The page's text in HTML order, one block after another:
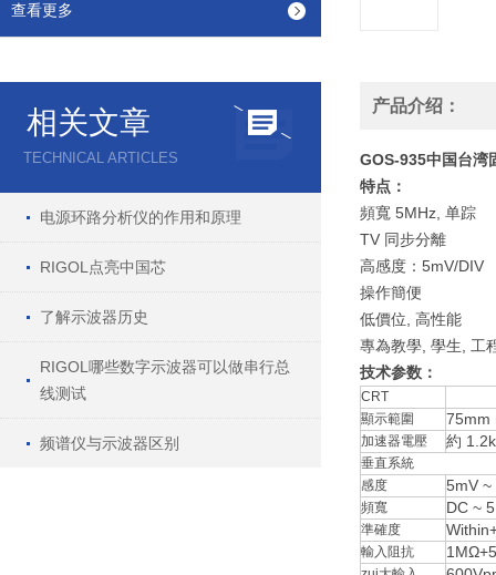
查看更多
相关文章
TECHNICAL ARTICLES
电源环路分析仪的作用和原理
RIGOL点亮中国芯
了解示波器历史
RIGOL哪些数字示波器可以做串行总
线测试
频谱仪与示波器区别
产品介绍：
GOS-935中国台湾
特点：
頻寬 5MHz, 单踪
TV 同步分離
高感度：5mV/DIV
操作簡便
低價位, 高性能
專為教學, 學生, 工
技术参数：
CRT
顯示範圍
75mm
加速器電壓 約
垂直系統
感度
5mV ~
頻寬 DC ~
準確度
輸入阻抗